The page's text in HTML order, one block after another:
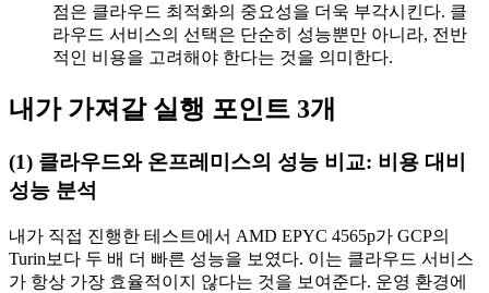
점은 클라우드 최적화의 중요성을 더욱 부각시킨다. 클
라우드 서비스의 선택은 단순히 성능뿐만 아니라, 전반
적인 비용을 고려해야 한다는 것을 의미한다.
내가 가져갈 실행 포인트 3개
(1) 클라우드와 온프레미스의 성능 비교: 비용 대비
성능 분석
내가 직접 진행한 테스트에서 AMD EPYC 4565p가 GCP의
Turin보다 두 배 더 빠른 성능을 보였다. 이는 클라우드 서비스
가 항상 가장 효율적이지 않다는 것을 보여준다. 운영 환경에